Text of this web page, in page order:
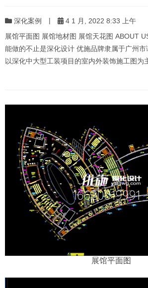
深化案例 |
4 1 月, 2022 8:33 上午
展馆平面图 展馆地材图 展馆天花图 ABOUT
能做的不止是深化设计 优施品牌隶属于广州
以深化中大型工装项目的室内外装饰施工图为
展馆平面图